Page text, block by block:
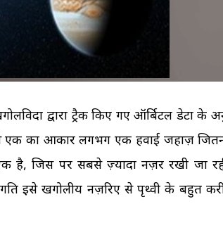
द्वारा ट्रैक किए गए ऑर्बिटल डेटा के
एक का आकार लगभग एक हवाई जहाज़
है, जिस पर सबसे ज़्यादा नज़र रखी जा
इसे खगोलीय नज़रिए से पृथ्वी के बहुत